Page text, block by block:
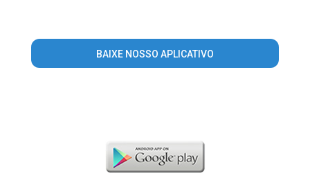
BAIXE NOSSO APLICATIVO